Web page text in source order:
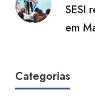
SESI
em
Categorias